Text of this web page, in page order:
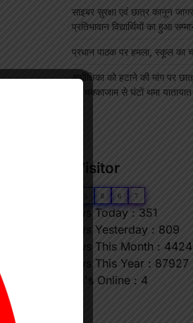
साइबर सुरक्षा एवं छात्र कानून
प्रतिभावान विद्यार्थियों का हुआ
प्रधान पाठक पर हमला, स्कूल का
अधीक्षिका को हटाने की मांग पर
पर चक्काजाम से घंटों थमा यातायात
Our Visitor
8 6 7
Views Today : 351
Views Yesterday : 809
Views This Month : 4424
Views This Year : 87927
Who's Online : 4